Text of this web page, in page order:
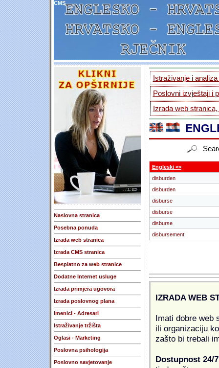
CMS
Naslovna stranica
Posebna ponuda
Izrada web stranica
Izrada CMS stranica
Besplatno za web stranice
Dodatne Internet usluge
Izrada primjera ugovora
Izrada poslovnog plana
Imenici - Adresari
Istraživanje tržišta
Oglasi - Marketing
Poslovna psihologija
Poslovno savjetovanje
Istraživanje i
Poslovni izvještaji i
Izrada web
Engleski <>
disburden
disburden
disburse
disburse
disburse
disbursement
IZRADA WEB
Imati dobre web
ili organizaciju
zašto bi trebali
Dostupnost 24/7